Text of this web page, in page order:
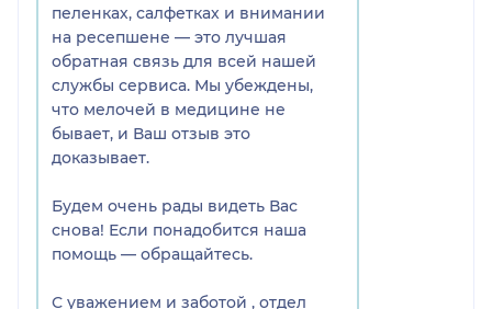
пеленках, салфетках и внимании
на ресепшене — это лучшая
обратная связь для всей нашей
службы сервиса. Мы убеждены,
что мелочей в медицине не
бывает, и Ваш отзыв это
доказывает.
Будем очень рады видеть Вас
снова! Если понадобится наша
помощь — обращайтесь.
С уважением и заботой , отдел